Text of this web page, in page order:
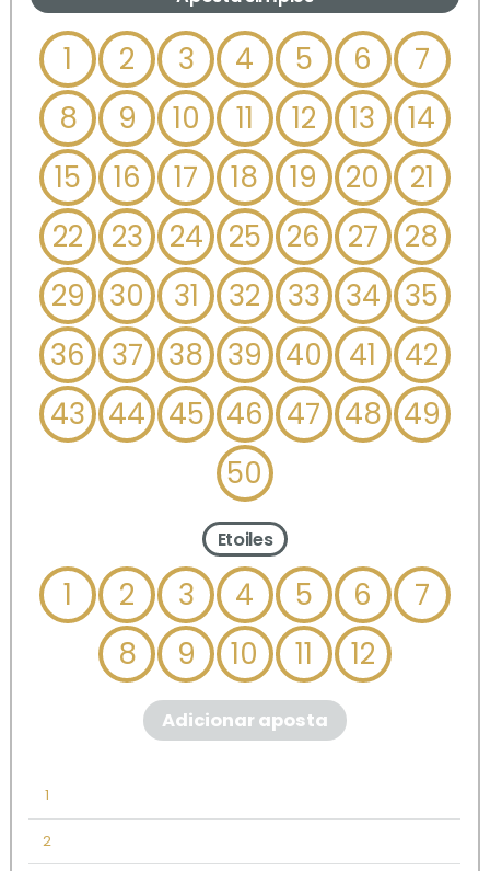
1 2 3 4 5 6
7
8
9 10 11 12 13
14
15
16 17 18 19 20
21
22
23 24 25 26 27
28
29
30 31 32 33 34
35
36
37 38 39 40 41
42
43
44 45 46 47 48
49
50
Etoiles
1 2 3 4 5 6
7
8
9 10 11 12
Adicionar aposta
1
2